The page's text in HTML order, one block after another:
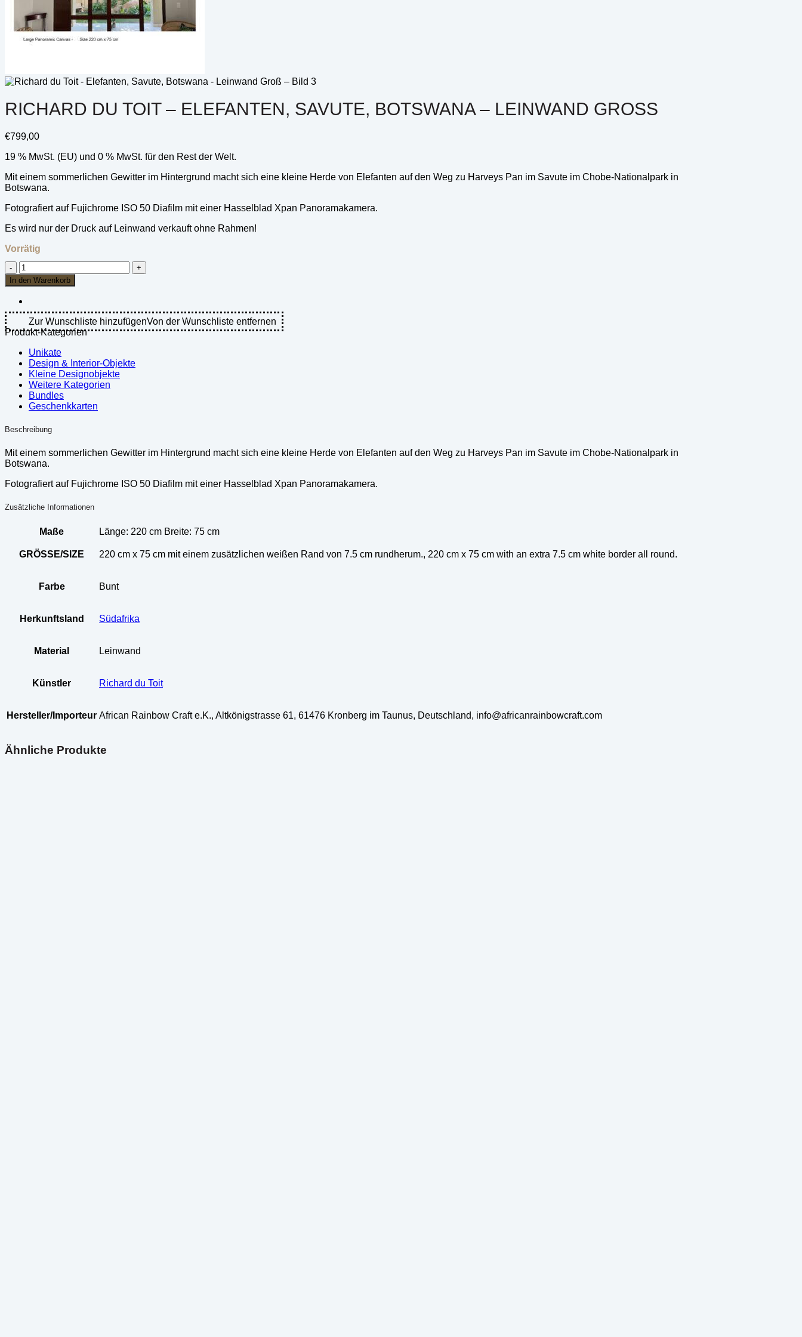
RICHARD DU TOIT – ELEFANTEN, SAVUTE, BOTSWANA – LEINWAND GROSS
€799,00
19 % MwSt. (EU) und 0 % MwSt. für den Rest der Welt.
Mit einem sommerlichen Gewitter im Hintergrund macht sich eine kleine Herde von Elefanten auf den Weg zu Harveys Pan im Savute im Chobe-Nationalpark in
Botswana.
Fotografiert auf Fujichrome ISO 50 Diafilm mit einer Hasselblad Xpan Panoramakamera.
Es wird nur der Druck auf Leinwand verkauft ohne Rahmen!
Vorrätig
Richard
du
Toit
-
Savute,
Botswana
Leinwand
Groß
Menge
In den Warenkorb
Zur Wunschliste hinzufügenVon der Wunschliste entfernen
Produkt-Kategorien
Unikate
Design & Interior-Objekte
Kleine Designobjekte
Weitere Kategorien
Bundles
Geschenkkarten
Beschreibung
Mit einem sommerlichen Gewitter im Hintergrund macht sich eine kleine Herde von Elefanten auf den Weg zu Harveys Pan im Savute im Chobe-Nationalpark in
Botswana.
Fotografiert auf Fujichrome ISO 50 Diafilm mit einer Hasselblad Xpan Panoramakamera.
Zusätzliche Informationen
Maße Länge: 220 cm Breite: 75 cm
GRÖSSE/SIZE 220 cm x 75 cm mit einem zusätzlichen weißen Rand von 7.5 cm rundherum., 220 cm x 75 cm with an extra 7.5 cm white border all round.
Farbe Bunt
Herkunftsland Südafrika
Material Leinwand
Künstler Richard du Toit
Hersteller/Importeur African Rainbow Craft e.K., Altkönigstrasse 61, 61476 Kronberg im Taunus, Deutschland, info@africanrainbowcraft.com
Ähnliche Produkte